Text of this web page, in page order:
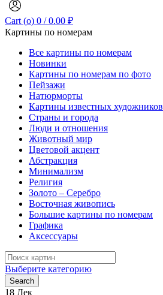
Cart (o) 0 / 0.00 ₽
Картины по номерам
Все картины по номерам
Новинки
Картины по номерам по фото
Пейзажи
Натюрморты
Картины известных художников
Страны и города
Люди и отношения
Животный мир
Цветовой акцент
Абстракция
Минимализм
Религия
Золото – Серебро
Восточная живопись
Большие картины по номерам
Графика
Аксессуары
Search
for:
Выберите категорию
Search
18 Дек